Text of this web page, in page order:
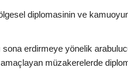
diplomasinin ve
erdirmeye yönelik
müzakerelerde